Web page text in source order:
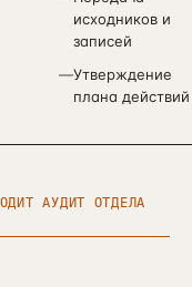
исходников и
записей
—Утверждение
плана действий
АУДИТ ОТДЕЛА